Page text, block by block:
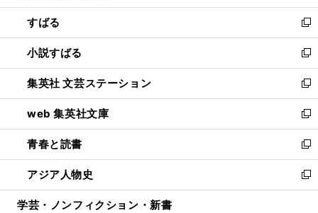
開
く
ウ
で
開
く
ン
ド
ウ
で
開
く
すばる
新
し
い
ウ
ィ
ン
ド
ウ
で
開
く
小説すばる
新
し
い
ウ
ィ
ン
ド
ウ
で
開
集英社 文芸ステーション
新
し
い
ウ
ィ
ン
ド
ウ
web 集英社文庫
新
し
い
ウ
ィ
ン
青春と読書
新
し
い
ウ
アジア人物史
新
し
学芸・ノンフィクション・新書